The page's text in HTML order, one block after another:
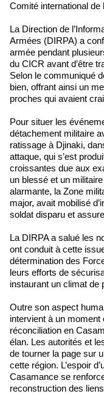
Comité international
La Direction de
Armées (DIRPA) a
armée pendant
du CICR avant d’être
Selon le communiqué
bien, offrant ainsi un
proches qui avaient
Pour situer les
détachement militaire
ratissage à Djinaki,
attaque, qui s’est
croissantes due aux
un blessé et un
alarmante, la Zone
major, avait mobilisé
soldat disparu et
La DIRPA a salué les
ont conduit à cette
détermination des
leurs efforts de
instaurant un climat de
Outre son aspect
intervient à un
réconciliation en
élan. Les autorités et
de tourner la page sur
cette région. L’espoir
Casamance se
reconstruction des